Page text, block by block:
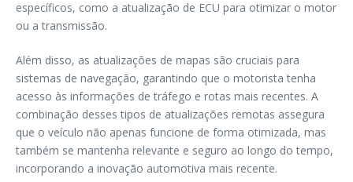
específicos, como a atualização de ECU para otimizar o motor
ou a transmissão.
Além disso, as atualizações de mapas são cruciais para
sistemas de navegação, garantindo que o motorista tenha
acesso às informações de tráfego e rotas mais recentes. A
combinação desses tipos de atualizações remotas assegura
que o veículo não apenas funcione de forma otimizada, mas
também se mantenha relevante e seguro ao longo do tempo,
incorporando a inovação automotiva mais recente.